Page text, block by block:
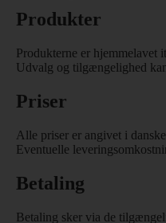
Produkter
Produkterne er hjemmelavet
Udvalg og tilgængelighed
Priser
Alle priser er angivet i
Eventuelle
Betaling
Betaling sker via de